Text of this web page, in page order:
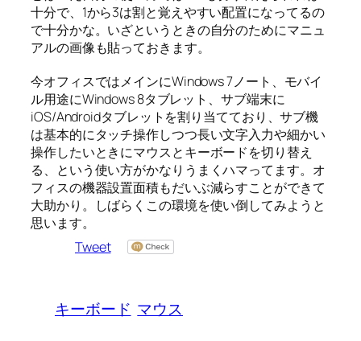
十分で、1から3は割と覚えやすい配置になってるの
で十分かな。いざというときの自分のためにマニュ
アルの画像も貼っておきます。
今オフィスではメインにWindows 7ノート、モバイ
ル用途にWindows 8タブレット、サブ端末に
iOS/Androidタブレットを割り当てており、サブ機
は基本的にタッチ操作しつつ長い文字入力や細かい
操作したいときにマウスとキーボードを切り替え
る、という使い方がかなりうまくハマってます。オ
フィスの機器設置面積もだいぶ減らすことができて
大助かり。しばらくこの環境を使い倒してみようと
思います。
Tweet
キーボード マウス